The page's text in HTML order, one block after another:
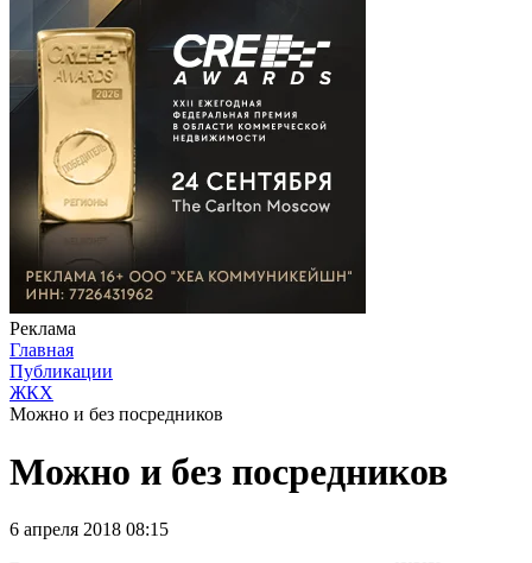
Реклама
Главная
Публикации
ЖКХ
Можно и без посредников
Можно и без посредников
6 апреля 2018 08:15